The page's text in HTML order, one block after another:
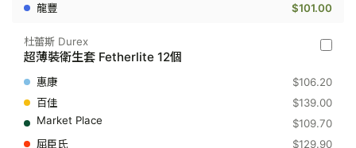
$101.00
杜
斯
Durex
-
薄
裝
杜蕾斯 Durex
超薄裝衛生套 Fetherlite 12個
$106.20
$139.00
$109.70
$129.90